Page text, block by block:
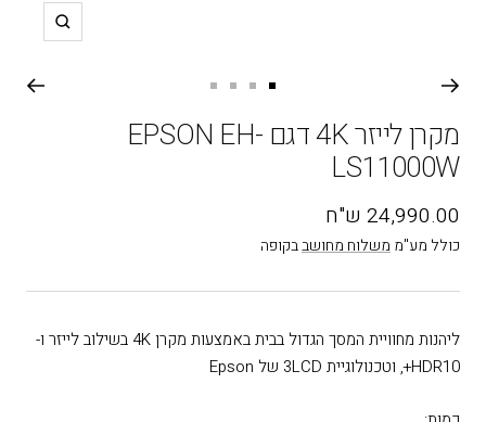
תקריב
שקופית
1
שקופית
2
שקופית
3
שקופית
4
מקרן לייזר 4K דגם EPSON EH-
LS11000W
מחיר
בהנחה
24,990.00 ש"ח
כולל מע"ממשלוח מחושבבקופה
ליהנות מחוויית המסך הגדול בבית באמצעות מקרן 4K בשילוב לייזר ו-
HDR10+, וטכנולוגיית 3LCD של Epson